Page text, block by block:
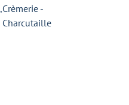
,Crèmerie -
Charcutaille